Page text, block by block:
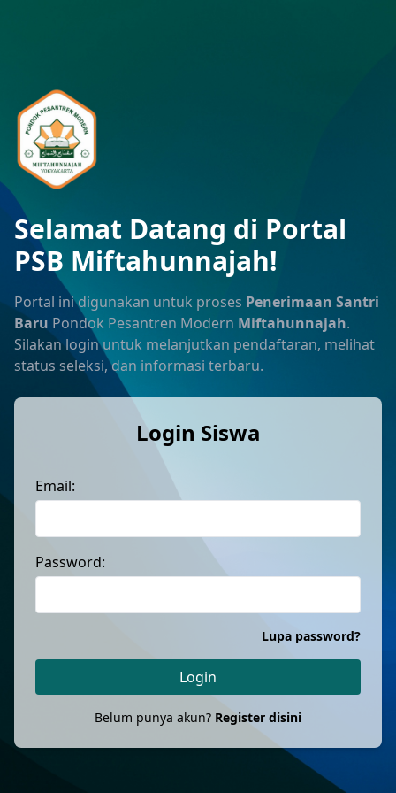
Selamat Datang di Portal
PSB Miftahunnajah!
Portal ini digunakan untuk proses Penerimaan Santri
Baru Pondok Pesantren Modern Miftahunnajah.
Silakan login untuk melanjutkan pendaftaran, melihat
status seleksi, dan informasi terbaru.
Login Siswa
Email:
Password:
Lupa password?
Login
Belum punya akun? Register disini